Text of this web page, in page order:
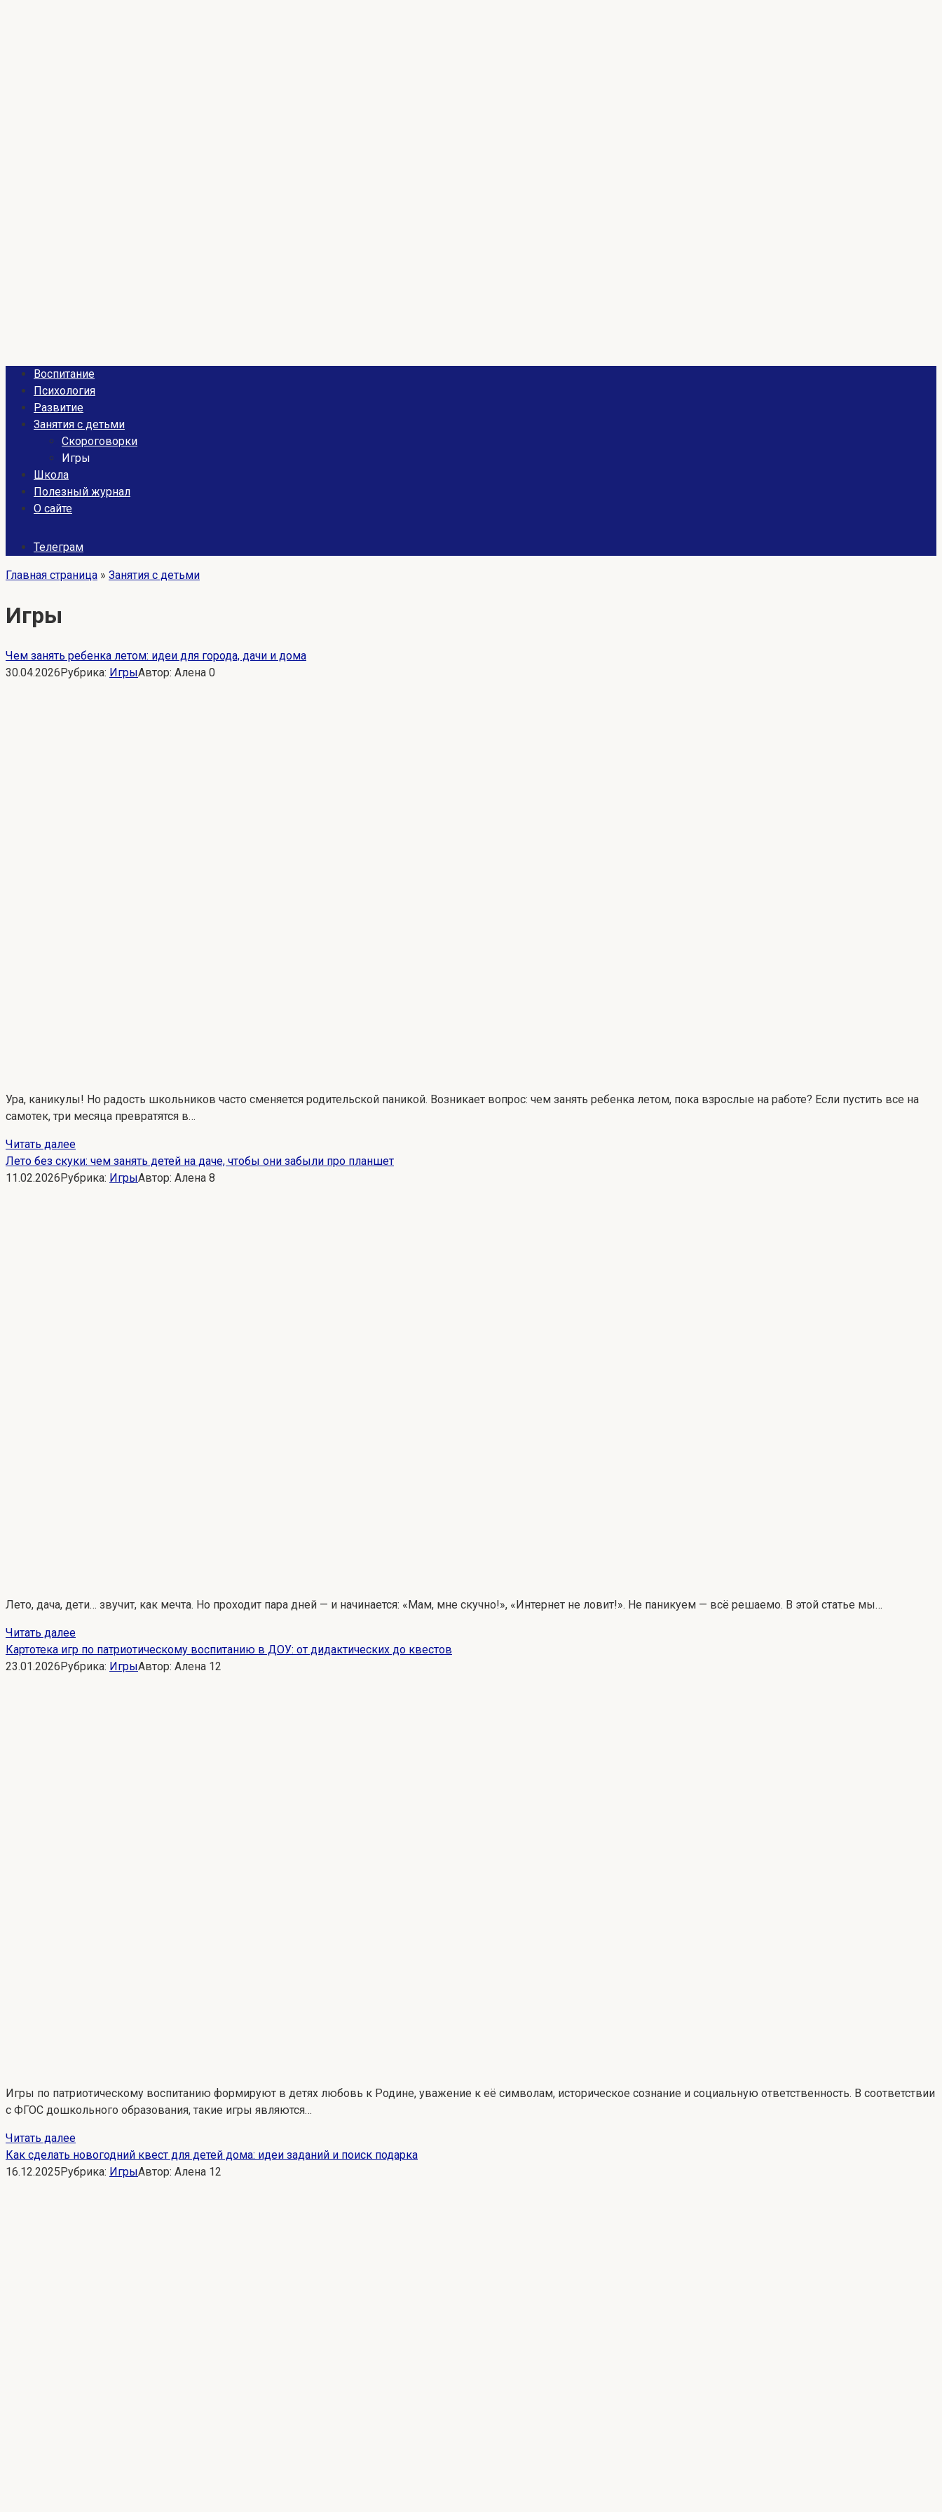
Воспитание
Психология
Развитие
Занятия с детьми
Скороговорки
Игры
Школа
Полезный журнал
О сайте
Телеграм
Главная страница » Занятия с детьми
Игры
Чем занять ребенка летом: идеи для города, дачи и дома
30.04.2026Рубрика: ИгрыАвтор: Алена 0
Ура, каникулы! Но радость школьников часто сменяется родительской паникой. Возникает вопрос: чем занять ребенка летом, пока взрослые на работе? Если пустить все на
самотек, три месяца превратятся в…
Читать далее
Лето без скуки: чем занять детей на даче, чтобы они забыли про планшет
11.02.2026Рубрика: ИгрыАвтор: Алена 8
Лето, дача, дети… звучит, как мечта. Но проходит пара дней — и начинается: «Мам, мне скучно!», «Интернет не ловит!». Не паникуем — всё решаемо. В этой статье мы…
Читать далее
Картотека игр по патриотическому воспитанию в ДОУ: от дидактических до квестов
23.01.2026 Рубрика: ИгрыАвтор: Алена 12
Игры по патриотическому воспитанию формируют в детях любовь к Родине, уважение к её символам, историческое сознание и социальную ответственность. В соответствии
с ФГОС дошкольного образования, такие игры являются…
Читать далее
Как сделать новогодний квест для детей дома: идеи заданий и поиск подарка
16.12.2025 Рубрика: ИгрыАвтор: Алена 12